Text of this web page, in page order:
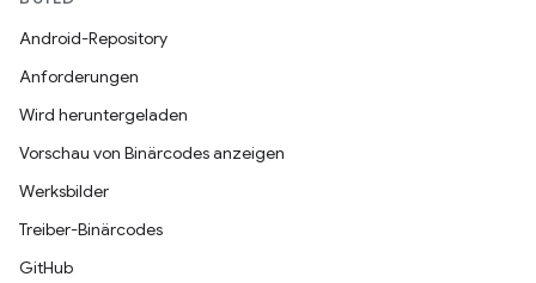
Android-Repository
Anforderungen
Wird heruntergeladen
Vorschau von Binärcodes anzeigen
Werksbilder
Treiber-Binärcodes
GitHub